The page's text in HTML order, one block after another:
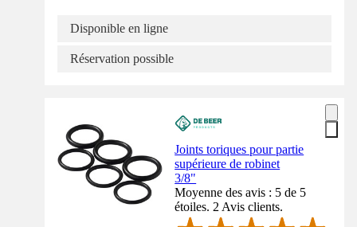
Disponible en ligne
Réservation possible
Joints toriques pour partie
supérieure de robinet
3/8"
Moyenne des avis : 5 de 5
étoiles. 2 Avis clients.